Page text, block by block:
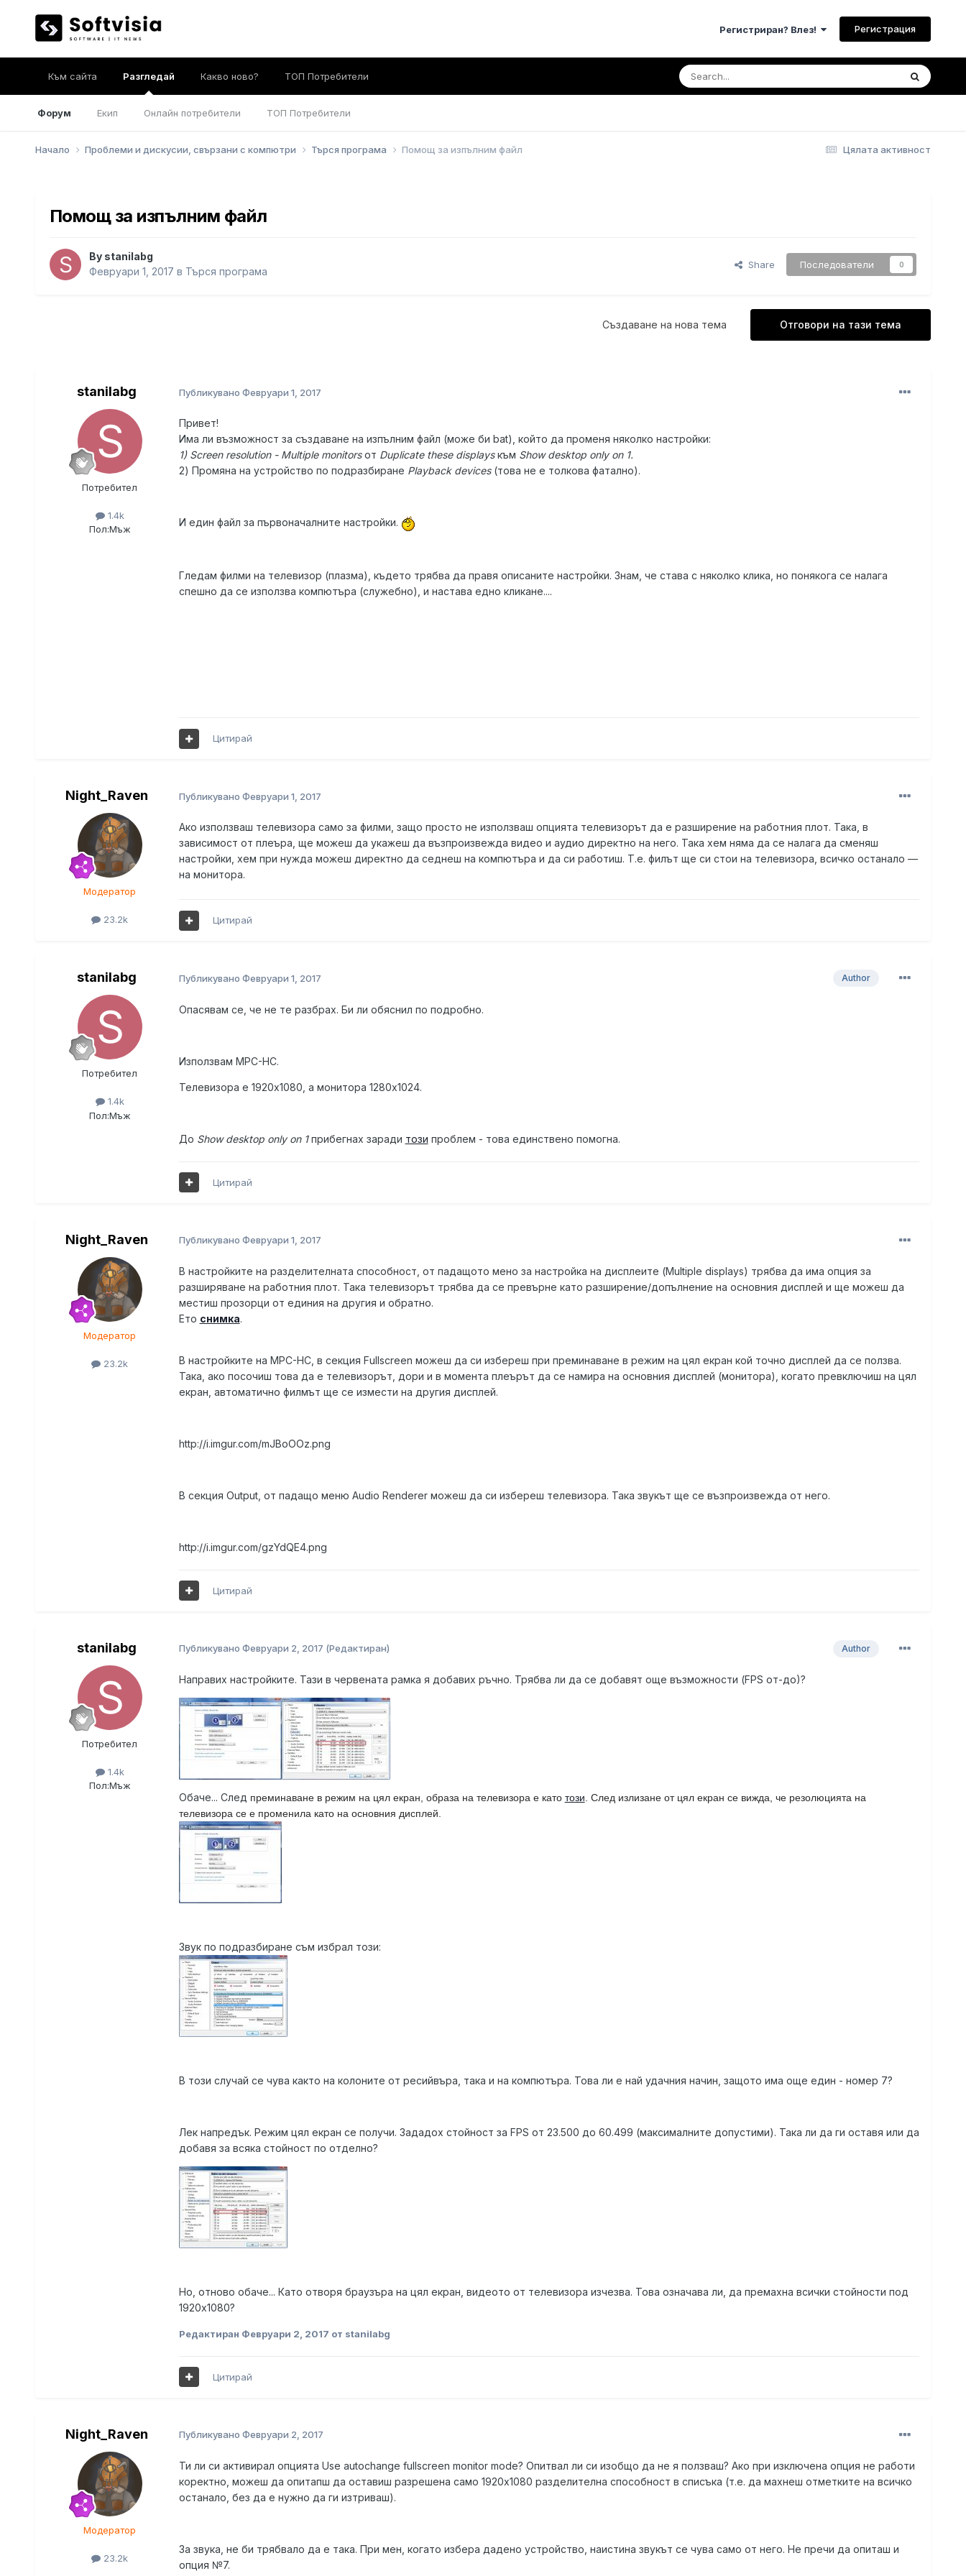
Регистриран? Влез! Регистрация
Към сайта Разгледай
Форум Екип Онлайн потребители ТОП Потребители
Какво ново? ТОП Потребители
Цялата активност
Начало Проблеми и дискусии, свързани с компютри Търся програма Помощ за изпълним файл
Помощ за изпълним файл
By stanilabg
Февруари 1, 2017 в Търся програма
Share Последователи 0
Отговори на тази тема
Създаване на нова тема
stanilabg
Потребител
1.4k
Пол:Мъж
Публикувано Февруари 1, 2017
Привет!
Има ли възможност за създаване на изпълним файл (може би bat), който да променя няколко настройки:
1) Screen resolution - Multiple monitorsот Duplicate these displaysкъм Show desktop only on 1.
2) Промяна на устройство по подразбиране Playback devices (това не е толкова фатално).
И един файл за първоначалните настройки.
Гледам филми на телевизор (плазма), където трябва да правя описаните настройки. Знам, че става с няколко клика, но понякога се налага
спешно да се използва компютъра (служебно), и настава едно кликане....
Цитирай
Night_Raven
Модератор
23.2k
Публикувано Февруари 1, 2017
Ако използваш телевизора само за филми, защо просто не използваш опцията телевизорът да е разширение на работния плот. Така, в
зависимост от плеъра, ще можеш да укажеш да възпроизвежда видео и аудио директно на него. Така хем няма да се налага да сменяш
настройки, хем при нужда можеш директно да седнеш на компютъра и да си работиш. Т.е. филът ще си стои на телевизора, всичко останало —
на монитора.
Цитирай
stanilabg
Потребител
1.4k
Пол:Мъж
Author
Публикувано Февруари 1, 2017
Опасявам се, че не те разбрах. Би ли обяснил по подробно.
Използвам MPC-HC.
Телевизора е 1920х1080, а монитора 1280х1024.
До Show desktop only on 1прибегнах заради този проблем - това единствено помогна.
Цитирай
Night_Raven
Модератор
23.2k
Публикувано Февруари 1, 2017
В настройките на разделителната способност, от падащото мено за настройка на дисплеите (Multiple displays) трябва да има опция за
разширяване на работния плот. Така телевизорът трябва да се превърне като разширение/допълнение на основния дисплей и ще можеш да
местиш прозорци от единия на другия и обратно.
Ето снимка.
В настройките на MPC-HC, в секция Fullscreen можеш да си избереш при преминаване в режим на цял екран кой точно дисплей да се ползва.
Така, ако посочиш това да е телевизорът, дори и в момента плеърът да се намира на основния дисплей (монитора), когато превключиш на цял
екран, автоматично филмът ще се измести на другия дисплей.
http://i.imgur.com/mJBoOOz.png
В секция Output, от падащо меню Audio Renderer можеш да си избереш телевизора. Така звукът ще се възпроизвежда от него.
http://i.imgur.com/gzYdQE4.png
Цитирай
stanilabg
Потребител
1.4k
Пол:Мъж
Author
Публикувано Февруари 2, 2017 (Редактиран)
Направих настройките. Тази в червената рамка я добавих ръчно. Трябва ли да се добавят още възможности (FPS от-до)?
Обаче... След преминаване в режим на цял екран, образа на телевизора е като този . След излизане от цял екран се вижда, че резолюцията на
телевизора се е променила като на основния дисплей.
Звук по подразбиране съм избрал този:
В този случай се чува както на колоните от ресийвъра, така и на компютъра. Това ли е най удачния начин, защото има още един - номер 7?
Лек напредък. Режим цял екран се получи. Зададох стойност за FPS от 23.500 до 60.499 (максималните допустими). Така ли да ги оставя или да
добавя за всяка стойност по отделно?
Но, отново обаче... Като отворя браузъра на цял екран, видеото от телевизора изчезва. Това означава ли, да премахна всички стойности под
1920х1080?
Редактиран Февруари 2, 2017 от stanilabg
Цитирай
Night_Raven
Модератор
23.2k
Публикувано Февруари 2, 2017
Ти ли си активирал опцията Use autochange fullscreen monitor mode? Опитвал ли си изобщо да не я ползваш? Ако при изключена опция не работи
коректно, можеш да опитапш да оставиш разрешена само 1920x1080 разделителна способност в списъка (т.е. да махнеш отметките на всичко
останало, без да е нужно да ги изтриваш).
За звука, не би трябвало да е така. При мен, когато избера дадено устройство, наистина звукът се чува само от него. Не пречи да опиташ и
опция №7.